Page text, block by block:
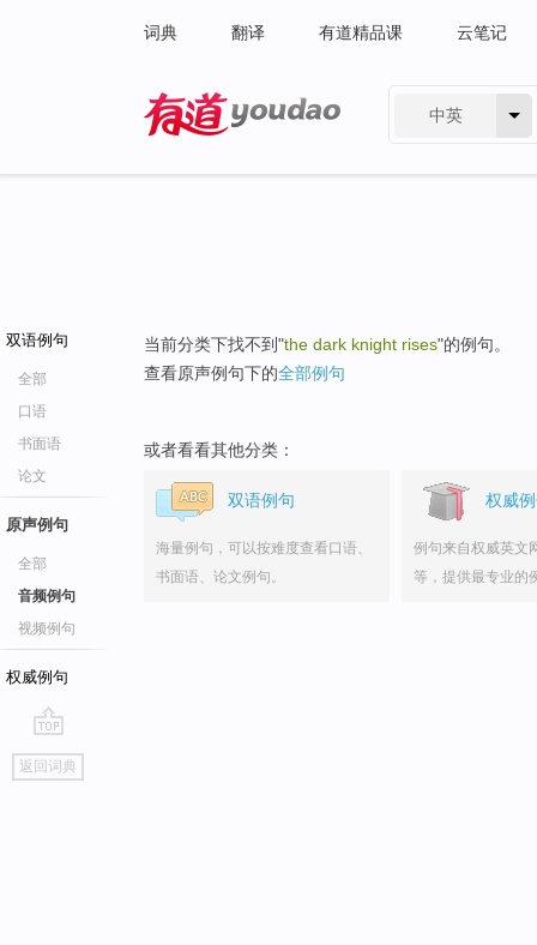
词典 翻译 有道精品课 云笔记
中英
双语例句
全部
口语
书面语
论文
原声例句
全部
音频例句
视频例句
权威例句
go
top
返回词典
当前分类下找不到"the dark knight rises"的例句。
查看原声例句下的全部例句
或者看看其他分类：
双语例句
海量例句，可以按难度查看口语、
书面语、论文例句。
权威
例句来自权威英文
等，提供最专业的